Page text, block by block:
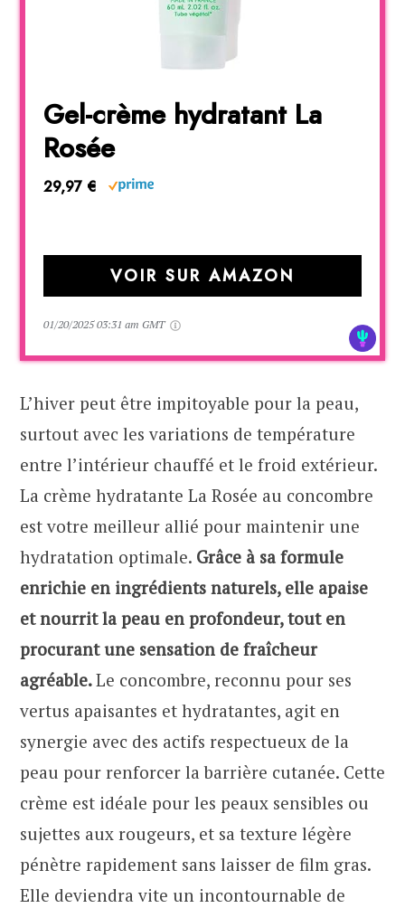
Gel-crème hydratant La
Rosée
29,97 €
VOIR SUR AMAZON
01/20/2025 03:31 am GMT
L’hiver peut être impitoyable pour la peau,
surtout avec les variations de température
entre l’intérieur chauffé et le froid extérieur.
La crème hydratante La Rosée au concombre
est votre meilleur allié pour maintenir une
hydratation optimale. Grâce à sa formule
enrichie en ingrédients naturels, elle apaise
et nourrit la peau en profondeur, tout en
procurant une sensation de fraîcheur
agréable.Le concombre, reconnu pour ses
vertus apaisantes et hydratantes, agit en
synergie avec des actifs respectueux de la
peau pour renforcer la barrière cutanée. Cette
crème est idéale pour les peaux sensibles ou
sujettes aux rougeurs, et sa texture légère
pénètre rapidement sans laisser de film gras.
Elle deviendra vite un incontournable de